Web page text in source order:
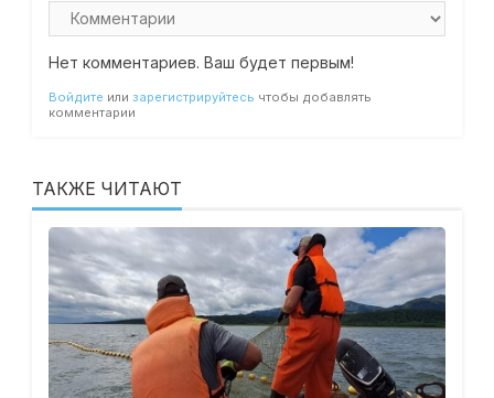
Нет комментариев. Ваш будет первым!
Войдите или зарегистрируйтесь чтобы добавлять
комментарии
ТАКЖЕ ЧИТАЮТ